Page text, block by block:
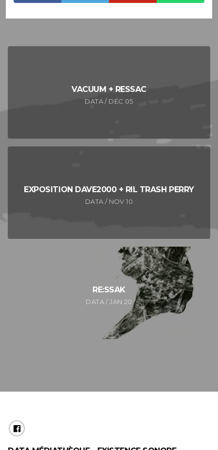
VACUUM + RESSAC
DATA / DÉC 05
EXPOSITION DAVE2000 + RIL TRASH PERRY
DATA / NOV 10
RE:SSAK
DATA / JAN 20